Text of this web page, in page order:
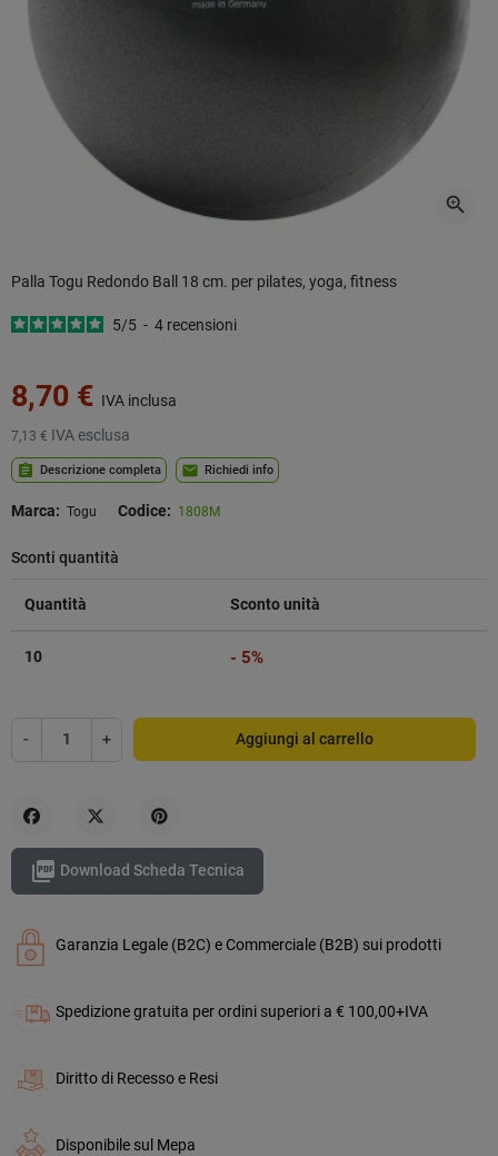
zoom_in
Palla Togu Redondo Ball 18 cm. per pilates, yoga, fitness
5/5 - 4 recensioni
8,70 € IVA inclusa
7,13 € IVA esclusa
assignment Descrizione completa mail Richiedi info
Marca: Togu Codice: 1808M
Sconti quantità
Quantità Sconto unità
10 - 5%
- + Aggiungi al carrello
 Download Scheda Tecnica
Garanzia Legale (B2C) e Commerciale (B2B) sui prodotti
Spedizione gratuita per ordini superiori a € 100,00+IVA
Diritto di Recesso e Resi
Disponibile sul Mepa